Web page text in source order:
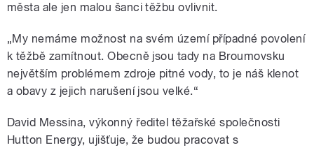
města ale jen malou šanci těžbu ovlivnit.
„My nemáme možnost na svém území případné povolení
k těžbě zamítnout. Obecně jsou tady na Broumovsku
největším problémem zdroje pitné vody, to je náš klenot
a obavy z jejich narušení jsou velké.“
David Messina, výkonný ředitel těžařské společnosti
Hutton Energy, ujišťuje, že budou pracovat s